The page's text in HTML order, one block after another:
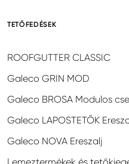
TETŐFEDÉSEK
ROOFGUTTER CLASSIC
Galeco GRIN MOD
Galeco BROSA Modulos
Galeco LAPOSTETŐK
Galeco NOVA Ereszalj